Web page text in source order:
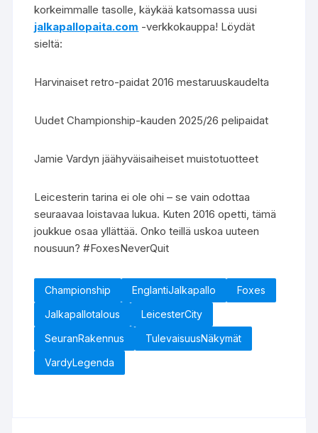
korkeimmalle tasolle, käykää katsomassa uusi
jalkapallopaita.com -verkkokauppa! Löydät
sieltä:
Harvinaiset retro-paidat 2016 mestaruuskaudelta
Uudet Championship-kauden 2025/26 pelipaidat
Jamie Vardyn jäähyväisaiheiset muistotuotteet
Leicesterin tarina ei ole ohi – se vain odottaa
seuraavaa loistavaa lukua. Kuten 2016 opetti, tämä
joukkue osaa yllättää. Onko teillä uskoa uuteen
nousuun? #FoxesNeverQuit
Championship EnglantiJalkapallo
Foxes
Jalkapallotalous
LeicesterCity
SeuranRakennus
TulevaisuusNäkymät
VardyLegenda